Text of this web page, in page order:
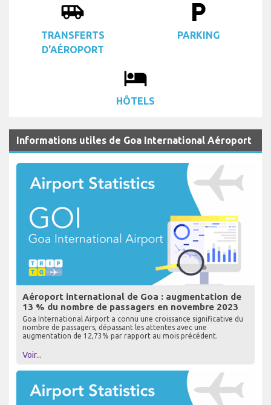
airport_shuttle
TRANSFERTS
D'AÉROPORT
local_parking
PARKING
local_hotel
HÔTELS
Informations utiles de Goa International Aéroport
Aéroport international de Goa : augmentation de
13 % du nombre de passagers en novembre 2023
Goa International Airport a connu une croissance significative du
nombre de passagers, dépassant les attentes avec une
augmentation de 12,73% par rapport au mois précédent.
Voir...